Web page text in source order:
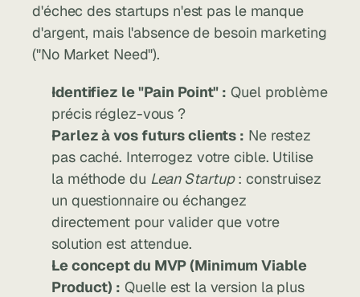
d'échec des startups n'est pas le manque
d'argent, mais l'absence de besoin marketing
("No Market Need").
Identifiez le "Pain Point" : Quel problème
précis réglez-vous ?
Parlez à vos futurs clients : Ne restez
pas caché. Interrogez votre cible. Utilise
la méthode du Lean Startup : construisez
un questionnaire ou échangez
directement pour valider que votre
solution est attendue.
Le concept du MVP (Minimum Viable
Product) : Quelle est la version la plus